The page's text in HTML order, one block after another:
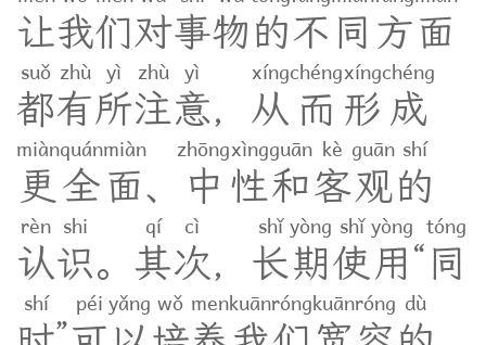
让我们对事物的不 同 方面
都
suǒ
有
zhù
所
yì
注
zhù
意
yì
， 从
xíng
而
chéng
形
xíng
成
chéng
更
miàn
全
quán
面
miàn
、 中
zhōng
性
xìng
和
guān
客
kè
观
guān
的
shí
认
rèn
识
shi
。 其
qí
次
cì
， 长
shǐ
期
yòng
使
shǐ
用
yòng
“同
tóng
shí péi yǎng wǒ menkuānróngkuānróng dù